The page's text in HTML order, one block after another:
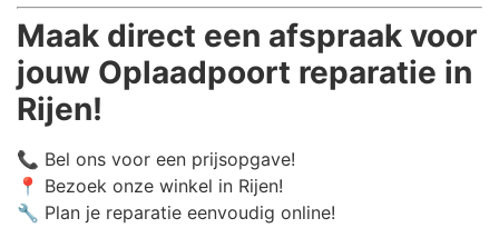
Maak direct een afspraak voor
jouw Oplaadpoort reparatie in
Rijen!
📞 Bel ons voor een prijsopgave!
📍 Bezoek onze winkel in Rijen!
🔧 Plan je reparatie eenvoudig online!